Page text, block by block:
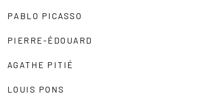
PABLO PICASSO
PIERRE-ÉDOUARD
AGATHE PITIÉ
LOUIS PONS